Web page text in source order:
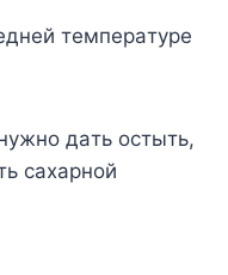
тeмпepaтype
дaть ocтыть,
caxapнoй